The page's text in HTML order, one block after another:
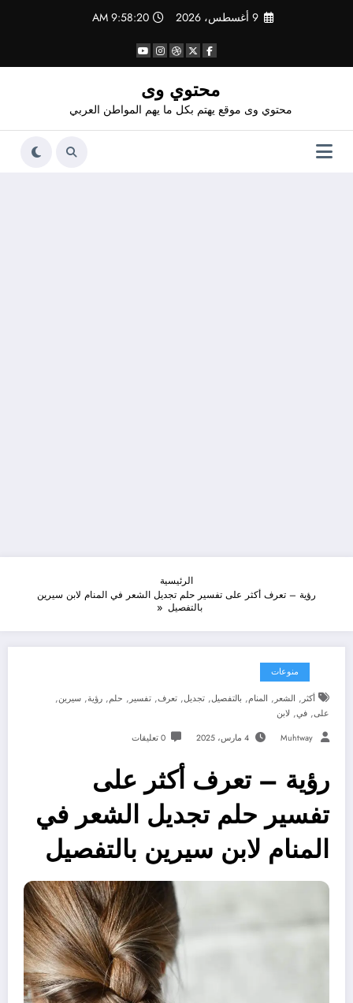
9 أغسطس، 2026 9:58:20 AM
محتوي وى
محتوي وى موقع يهتم بكل ما يهم المواطن العربي
الرئيسية
رؤية – تعرف أكثر على تفسير حلم تجديل الشعر في المنام لابن سيرين
بالتفصيل
منوعات
أكثر , الشعر , المنام, بالتفصيل, تجديل, تعرف, تفسير , حلم, رؤية, سيرين,
على, في, لابن
Muhtway 4 مارس، 2025 0 تعليقات
رؤية – تعرف أكثر على
تفسير حلم تجديل الشعر في
المنام لابن سيرين بالتفصيل